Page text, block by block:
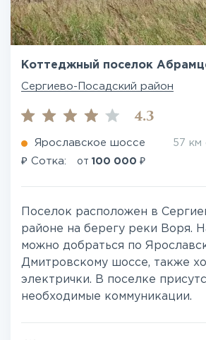
Коттеджный поселок
Сергиево-Посадский район
4.3
Ярославское шоссе 57 км
₽ Сотка: от 100 000 ₽
Поселок расположен в
районе на берегу реки Воря.
можно добраться по
Дмитровскому шоссе, также
электрички. В поселке
необходимые коммуникации.